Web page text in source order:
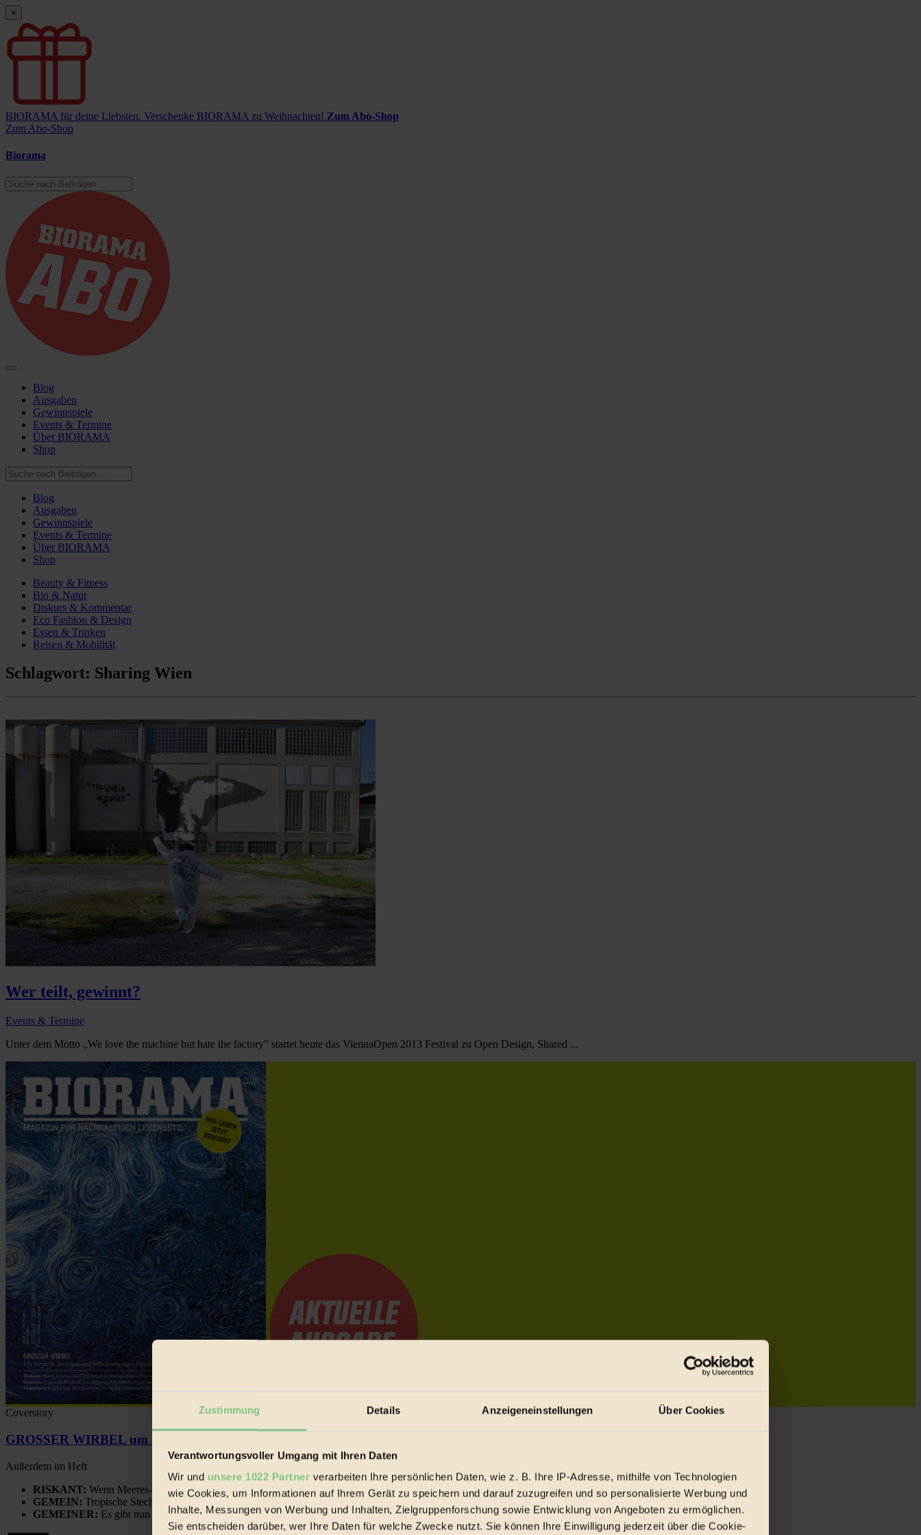
Zustimmung Details Anzeigeneinstellungen Über Cookies
Verantwortungsvoller Umgang mit Ihren Daten
Wir und unsere 1022 Partner verarbeiten Ihre persönlichen Daten, wie z. B. Ihre IP-Adresse, mithilfe von Technologien
wie Cookies, um Informationen auf Ihrem Gerät zu speichern und darauf zuzugreifen und so personalisierte Werbung und
Inhalte, Messungen von Werbung und Inhalten, Zielgruppenforschung sowie Entwicklung von Angeboten zu ermöglichen.
Sie entscheiden darüber, wer Ihre Daten für welche Zwecke nutzt. Sie können Ihre Einwilligung jederzeit über die Cookie-
×
BIORAMA für deine Liebsten. Verschenke BIORAMA zu Weihnachten! Zum Abo-Shop
Zum Abo-Shop
Biorama
Blog
Ausgaben
Gewinnspiele
Events & Termine
Über BIORAMA
Shop
Blog
Ausgaben
Gewinnspiele
Events & Termine
Über BIORAMA
Shop
Beauty & Fitness
Bio & Natur
Diskurs & Kommentar
Eco Fashion & Design
Essen & Trinken
Reisen & Mobilität
Schlagwort: Sharing Wien
Wer teilt, gewinnt?
Events & Termine
Unter dem Motto „We love the machine but hate the factory” startet heute das ViennaOpen 2013 Festival zu Open Design, Shared ...
Coverstory
GROSSER WIRBEL um Versuche, den Ozean und seine Bewegungen festzuhalten.
Außerdem im Heft
RISKANT: Wenn Meeres- und Wildvögel im Freilandhühnerbetrieb vorbeischauen.
GEMEIN: Tropische Stechmücken fühlen sich in Mitteleuropa inziwschen oft zu Hause.
GEMEINER: Es gibt nun Weinflaschen, die nach Entleerung voll wieder zu dir zurückkommen.